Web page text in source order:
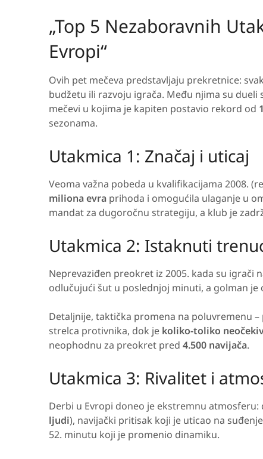
„Top 5 Nezaboravnih
Evropi“
Ovih pet mečeva predstavljaju prekretnice:
budžetu ili razvoju igrača. Među njima su dueli
mečevi u kojima je kapiten postavio rekord od
sezonama.
Utakmica 1: Značaj i uticaj
Veoma važna pobeda u kvalifikacijama 2008.
miliona evra prihoda i omogućila ulaganje u
mandat za dugoročnu strategiju, a klub je
Utakmica 2: Istaknuti
Neprevaziđen preokret iz 2005. kada su igrači
odlučujući šut u poslednjoj minuti, a golman
Detaljnije, taktička promena na poluvremenu
strelca protivnika, dok je koliko-toliko
neophodnu za preokret pred 4.500 navijača.
Utakmica 3: Rivalitet i
Derbi u Evropi doneo je ekstremnu
ljudi), navijački pritisak koji je uticao na
52. minutu koji je promenio dinamiku.